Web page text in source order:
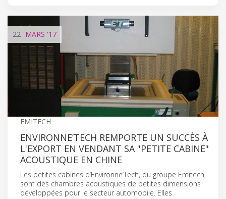
22 MARS '17
EMITECH
ENVIRONNE’TECH REMPORTE UN SUCCÈS À
L'EXPORT EN VENDANT SA "PETITE CABINE"
ACOUSTIQUE EN CHINE
Les petites cabines d’Environne‘Tech, du groupe Emitech,
sont des chambres acoustiques de petites dimensions
développées pour le secteur automobile. Elles